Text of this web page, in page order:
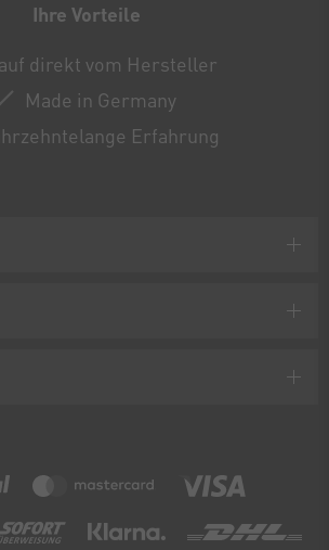
Ihre Vorteile
direkt vom Hersteller
Made in Germany
Erfahrung